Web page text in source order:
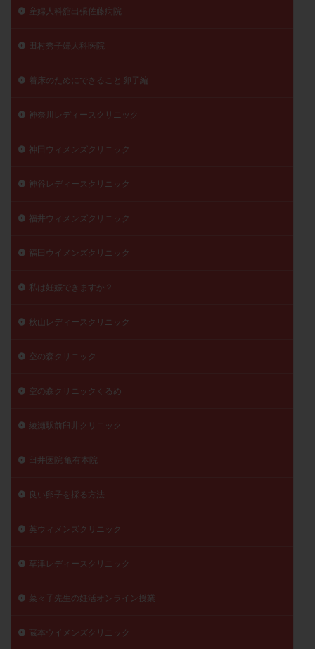
産婦人科舘出張佐藤病院
田村秀子婦人科医院
着床のためにできること 卵子編
神奈川レディースクリニック
神田ウィメンズクリニック
神谷レディースクリニック
福井ウィメンズクリニック
福田ウイメンズクリニック
私は妊娠できますか？
秋山レディースクリニック
空の森クリニック
空の森クリニックくるめ
綾瀬駅前臼井クリニック
臼井医院 亀有本院
良い卵子を採る方法
英ウィメンズクリニック
草津レディースクリニック
菜々子先生の妊活オンライン授業
蔵本ウイメンズクリニック